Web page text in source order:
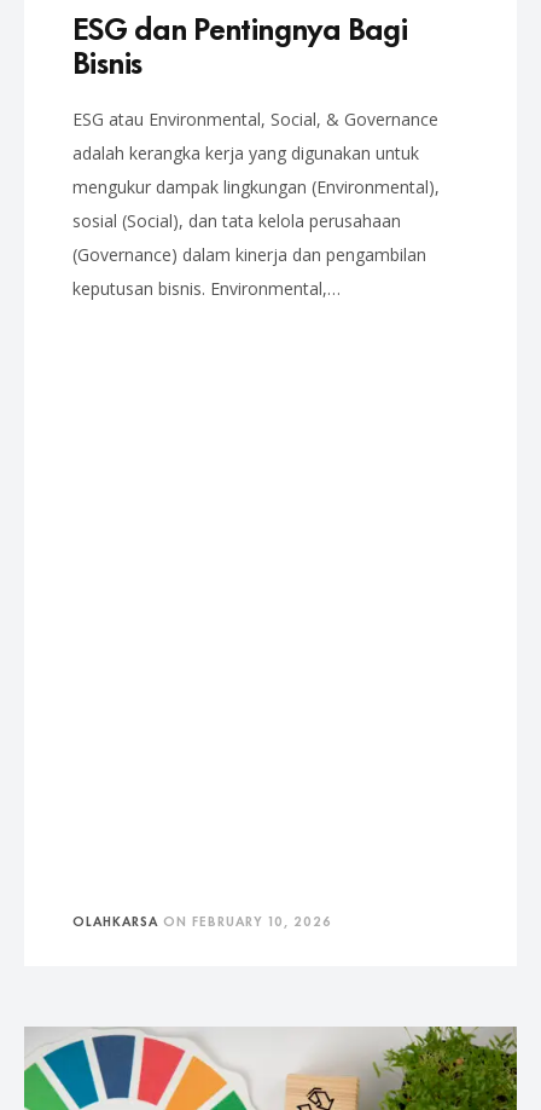
ESG dan Pentingnya Bagi
Bisnis
ESG atau Environmental, Social, & Governance
adalah kerangka kerja yang digunakan untuk
mengukur dampak lingkungan (Environmental),
sosial (Social), dan tata kelola perusahaan
(Governance) dalam kinerja dan pengambilan
keputusan bisnis. Environmental,…
OLAHKARSA ON FEBRUARY 10, 2026